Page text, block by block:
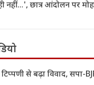
नहीं...', छात्र आंदोलन पर
से बढ़ा विवाद, सपा-